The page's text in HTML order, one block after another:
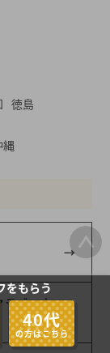
徳島
縄
ラブ ウィ
をもらう
40代
の方はこちら